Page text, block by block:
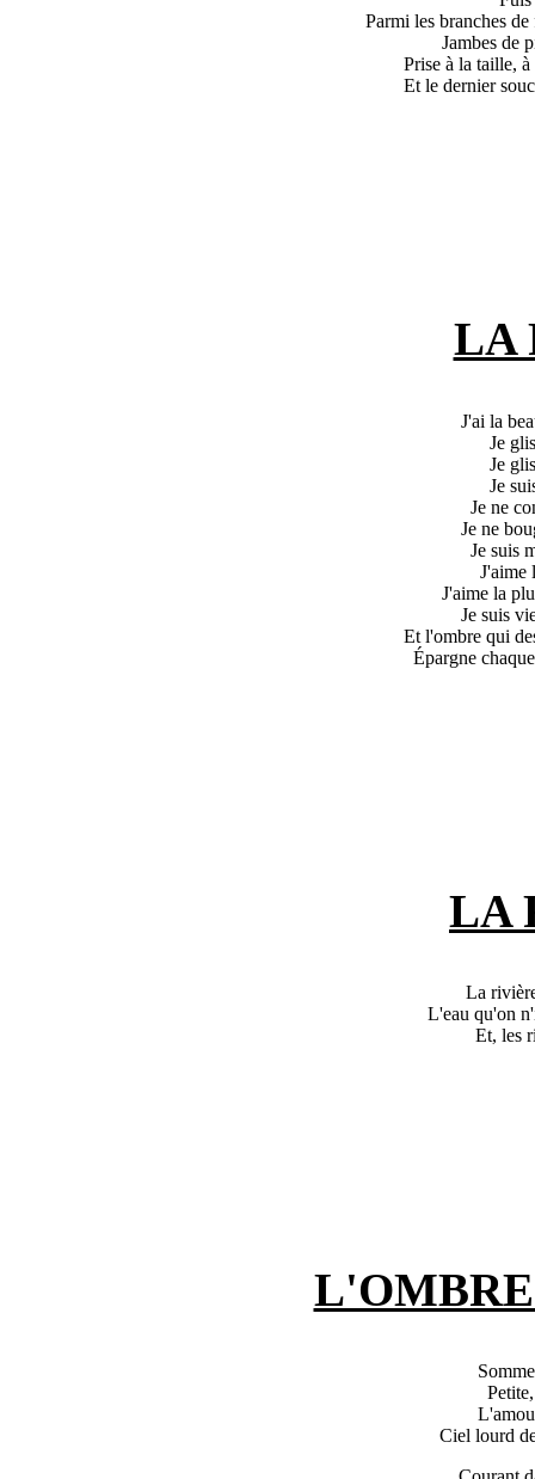
Parmi les branches
Jambes de
Prise à la taille,
Et le dernier
LA
J'ai la
Je
Je
Je
Je ne
Je ne
Je suis
J'aime
J'aime la
Je suis
Et l'ombre qui
Épargne
LA
La
L'eau qu'on
Et, les
Ciel lourd